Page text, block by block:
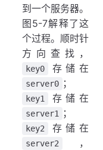
到一个服务器。
图5-7解释了这
个过程。顺时针
方向查找，
key0 存储在
server0 ；
key1 存储在
server1 ；
key2 存储在
server2 ，